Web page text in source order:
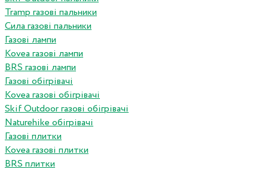
Tramp газові пальники
Сила газові пальники
Газові лампи
Kovea газові лампи
BRS газові лампи
Газові обігрівачі
Kovea газові обігрівачі
Skif Outdoor газові обігрівачі
Naturehike обігрівачі
Газові плитки
Kovea газові плитки
BRS плитки